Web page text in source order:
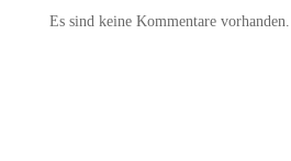
Es sind keine Kommentare vorhanden.